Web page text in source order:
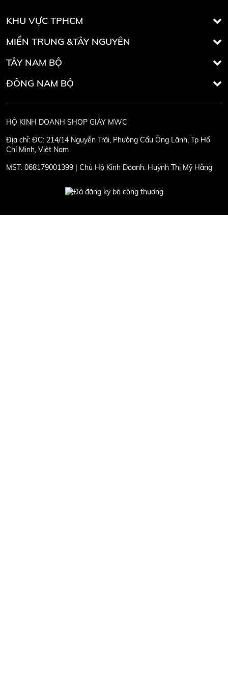
KHU VỰC TPHCM
MIỀN TRUNG &TÂY NGUYÊN
TÂY NAM BỘ
ĐÔNG NAM BỘ
HỘ KINH DOANH SHOP GIÀY MWC
Địa chỉ: ĐC: 214/14 Nguyễn Trãi, Phường Cầu Ông Lãnh, Tp Hồ
Chí Minh, Việt Nam
MST: 068179001399 | Chủ Hộ Kinh Doanh: Huỳnh Thị Mỹ Hằng